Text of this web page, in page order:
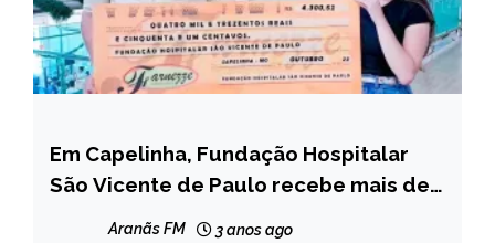
CAPELINHA
NOTÍCIAS
Em Capelinha, Fundação Hospitalar
São Vicente de Paulo recebe mais de
Aranãs FM 3 anos ago